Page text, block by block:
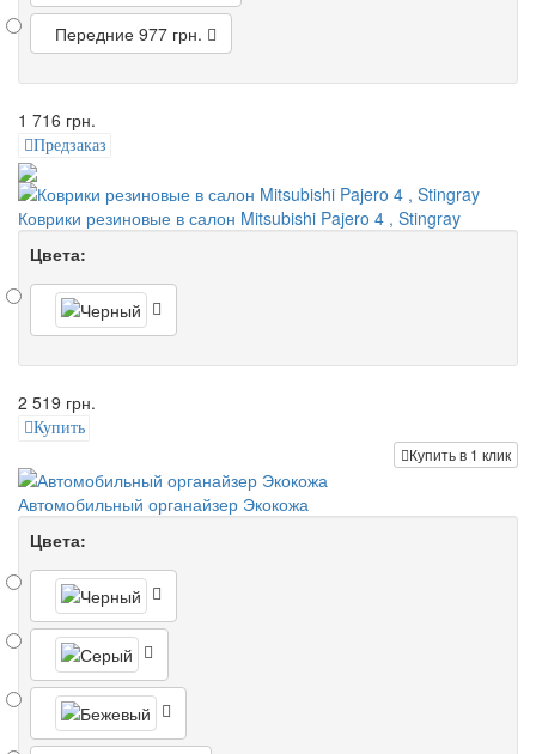
Передние 977 грн.
1 716 грн.
Предзаказ
Коврики резиновые в салон Mitsubishi Pajero 4 , Stingray
Цвета:
2 519 грн.
Купить
Купить в 1 клик
Автомобильный органайзер Экокожа
Цвета: